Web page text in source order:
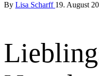
By Lisa Scharff 19. August